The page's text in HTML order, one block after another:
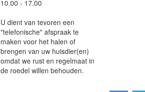
10.00 - 17.00
U dient van tevoren een
"telefonische" afspraak te
maken voor het halen of
brengen van uw huisdier(en)
omdat we rust en regelmaat in
de roedel willen behouden.